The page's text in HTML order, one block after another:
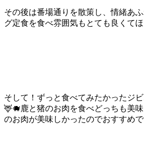
その後は番場通りを散策し、情緒あ
グ定食を食べ雰囲気もとても良くて
そして！ずっと食べてみたかったジビ
🦌🐗鹿と猪のお肉を食べどっちも美
のお肉が美味しかったのでおすすめで